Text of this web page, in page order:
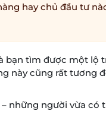
hay chủ đầu tư
bạn tìm được một lộ
này cũng rất tương
những người vừa có